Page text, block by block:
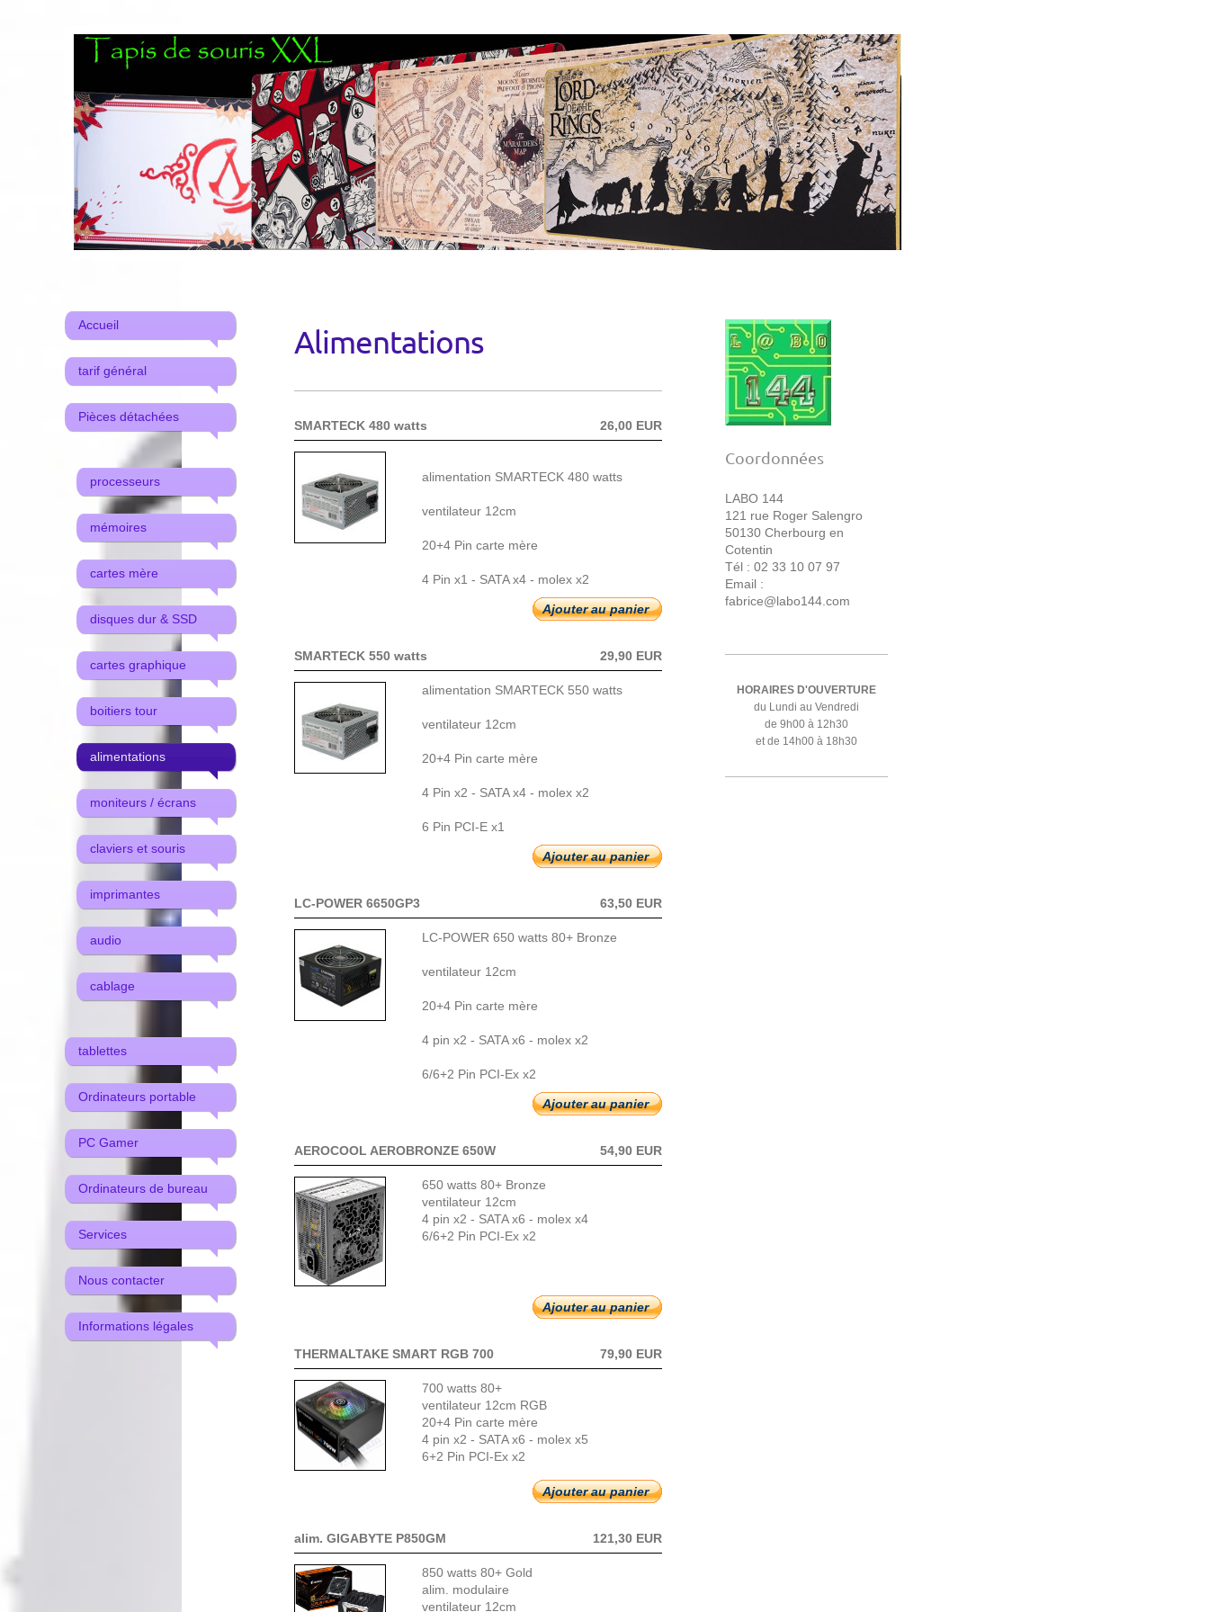
Accueil
tarif général
Pièces détachées
processeurs
mémoires
cartes mère
disques dur & SSD
cartes graphique
boitiers tour
alimentations
moniteurs / écrans
claviers et souris
imprimantes
audio
cablage
tablettes
Ordinateurs portable
PC Gamer
Ordinateurs de bureau
Services
Nous contacter
Informations légales
Alimentations
SMARTECK 480 watts 26,00 EUR
alimentation SMARTECK 480 watts
ventilateur 12cm
20+4 Pin carte mère
4 Pin x1 - SATA x4 - molex x2
Ajouter au panier
SMARTECK 550 watts 29,90 EUR
alimentation SMARTECK 550 watts
ventilateur 12cm
20+4 Pin carte mère
4 Pin x2 - SATA x4 - molex x2
6 Pin PCI-E x1
Ajouter au panier
LC-POWER 6650GP3 63,50 EUR
LC-POWER 650 watts 80+ Bronze
ventilateur 12cm
20+4 Pin carte mère
4 pin x2 - SATA x6 - molex x2
6/6+2 Pin PCI-Ex x2
Ajouter au panier
AEROCOOL AEROBRONZE 650W 54,90 EUR
650 watts 80+ Bronze
ventilateur 12cm
4 pin x2 - SATA x6 - molex x4
6/6+2 Pin PCI-Ex x2
Ajouter au panier
THERMALTAKE SMART RGB 700 79,90 EUR
700 watts 80+
ventilateur 12cm RGB
20+4 Pin carte mère
4 pin x2 - SATA x6 - molex x5
6+2 Pin PCI-Ex x2
Ajouter au panier
alim. GIGABYTE P850GM 121,30 EUR
850 watts 80+ Gold
alim. modulaire
ventilateur 12cm
Coordonnées
LABO 144
121 rue Roger Salengro
50130 Cherbourg en
Cotentin
Tél : 02 33 10 07 97
Email :
fabrice@labo144.com
HORAIRES D'OUVERTURE
du Lundi au Vendredi
de 9h00 à 12h30
et de 14h00 à 18h30